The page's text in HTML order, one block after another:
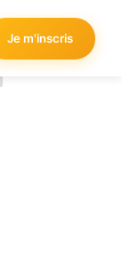
Je m'inscris